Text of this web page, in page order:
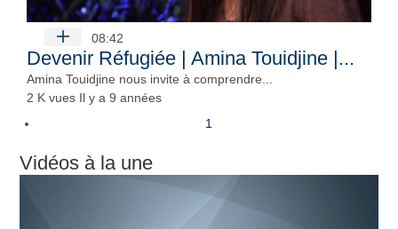
08:42
Devenir Réfugiée | Amina Touidjine |...
Amina Touidjine nous invite à comprendre...
2 K vues Il y a 9 années
1
Vidéos à la une